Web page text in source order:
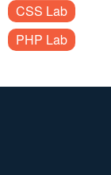
CSS Lab
PHP Lab